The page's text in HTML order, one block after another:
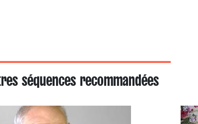
séquences recommandées